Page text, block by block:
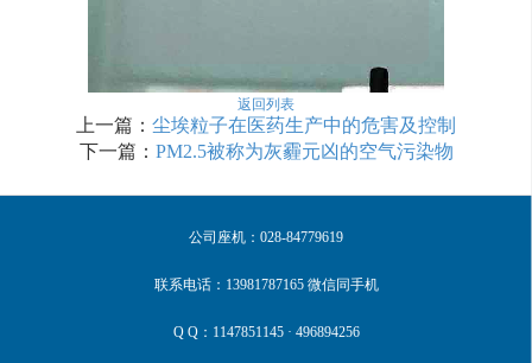
返回列表
上一篇：尘埃粒子在医药生产中的危害及控制
下一篇： PM2.5被称为灰霾元凶的空气污染物
公司座机：028-84779619
联系电话：13981787165 微信同手机
Q Q：1147851145 · 496894256